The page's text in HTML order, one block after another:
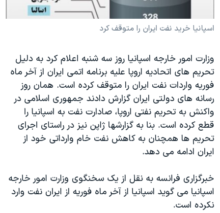
حقوق شهروندی
علم و فناوری
اسرائیل در جنگ
گالری عکس
آرشیو پخش زنده
انتخابات ریاست جمهوری آمریکا ۲۰۲۴
رمز مهسا
ورزش زنان در ایران
اعتراضات زن، زندگی، آزادی
مجموعه مستندهای دادخواهی
تریبونال مردمی آبان ۹۸
دادگاه حمید نوری
قانون شفافیت دارائی کادر رهبری ایران
اعتراضات مردمی آبان ۹۸
زبانهای مختلف
اسپانيا خريد نفت ايران را متوقف کرد
وزارت امور خارجه اسپانيا روز سه شنبه اعلام کرد به دليل
تحريم های اتحاديه اروپا عليه برنامه اتمی ايران از آخر ماه
فوريه واردات نفت ايران را متوقف کرده است. همان روز
رسانه های دولتی ايران گزارش دادند جمهوری اسلامی در
واکنش به تحريم نفتی اروپا، صادارت نفت به اسپانيا را
قطع کرده است. بنا به گزارشها ژاپن نيز در راستای اجرای
تحريم ها همچنان به کاهش نفت خام وارداتی خود از
ايران ادامه می دهد.
خبرگزاری فرانسه به نقل از يک سخنگوی وزارت امور خارجه
اسپانيا می گويد اسپانيا از آخر ماه فوريه از ايران نفت وارد
نکرده است.